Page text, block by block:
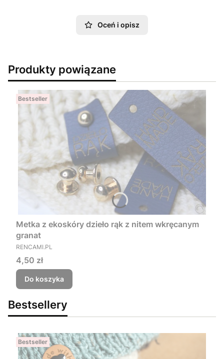
Oceń i opisz
Produkty powiązane
Bestseller
Metka z ekoskóry dzieło rąk z nitem wkręcanym
granat
PRODUCENT
RENCAMI.PL
Cena
4,50 zł
Do koszyka
Bestsellery
Bestseller